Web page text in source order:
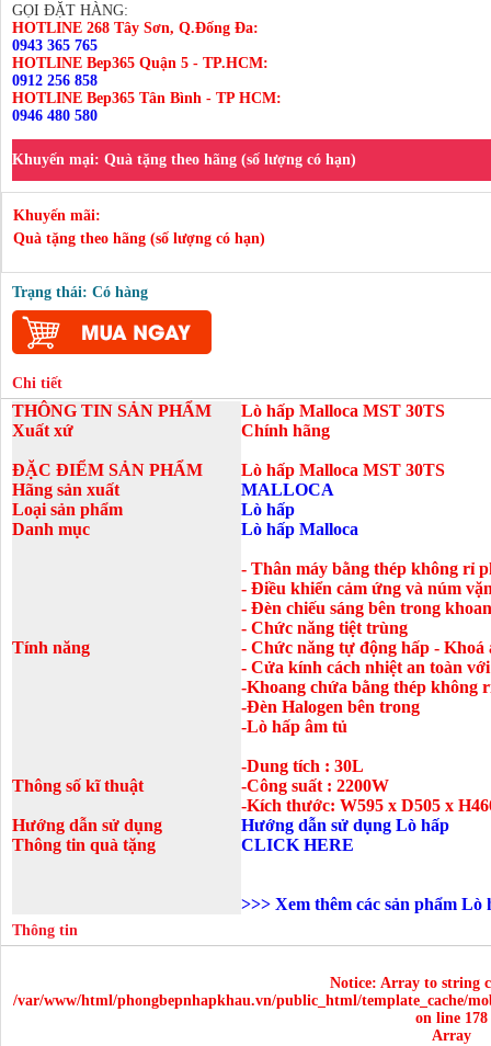
GỌI ĐẶT HÀNG:
HOTLINE 268 Tây Sơn, Q.Đống Đa:
0943 365 765
HOTLINE Bep365 Quận 5 - TP.HCM:
0912 256 858
HOTLINE Bep365 Tân Bình - TP HCM:
0946 480 580
Khuyến mại: Quà tặng theo hãng (số lượng có hạn)
Khuyến mãi:
Quà tặng theo hãng (số lượng có hạn)
Trạng thái: Có hàng
Chi tiết
THÔNG TIN SẢN PHẨM
Lò hấp Malloca MST 30TS
Xuất xứ
Chính hãng
ĐẶC ĐIỂM SẢN PHẨM Lò hấp Malloca MST 30TS
Hãng sản xuất
MALLOCA
Loại sản phẩm
Lò hấp
Danh mục
Lò hấp Malloca
Tính năng
- Thân máy bằng thép không rỉ
- Điều khiển cảm ứng và núm
- Đèn chiếu sáng bên trong
- Chức năng tiệt trùng
- Chức năng tự động hấp -
- Cửa kính cách nhiệt an toàn
-Khoang chứa bằng thép không
-Đèn Halogen bên trong
-Lò hấp âm tủ
Thông số kĩ thuật
-Dung tích : 30L
-Công suất : 2200W
-Kích thước: W595 x D505 x
Hướng dẫn sử dụng
Hướng dẫn sử dụng Lò hấp
Thông tin quà tặng
CLICK HERE
>>> Xem thêm các sản phẩm
Thông tin
Notice: Array to string
/var/www/html/phongbepnhapkhau.vn/public_html/template_cache/
on line 178
Array